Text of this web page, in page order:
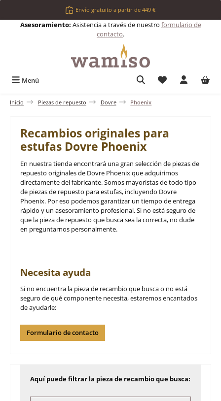
Saltar al contenido principalEnvío gratuito a partir de 449 €
Asesoramiento: Asistencia a través de nuestro formulario de
contacto.
Menú Tienes 0
Inicio Piezas de repuesto Dovre Phoenix
Recambios originales para
estufas Dovre Phoenix
En nuestra tienda encontrará una gran selección de piezas de
repuesto originales de Dovre Phoenix que adquirimos
directamente del fabricante. Somos mayoristas de todo tipo
de piezas de repuesto para estufas, incluyendo Dovre
Phoenix. Por eso podemos garantizar un tiempo de entrega
rápido y un asesoramiento profesional. Si no está seguro de
que la pieza de repuesto que busca sea la correcta, no dude
en preguntarnos personalmente.
Necesita ayuda
Si no encuentra la pieza de recambio que busca o no está
seguro de qué componente necesita, estaremos encantados
de ayudarle:
Formulario de contacto
Aquí puede filtrar la pieza de recambio que busca: